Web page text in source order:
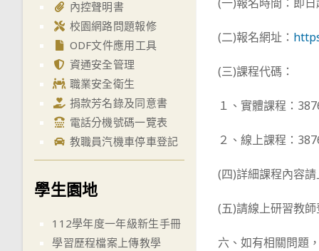
(二)報名網址：
(三)課程代碼：
１、實體課程：
２、線上課程：
(四)詳細課程內容
(五)請線上研習教
六、如有相關問題
內控聲明書
校園網路問題報修
ODF文件應用工具
資通安全管理
職業安全衛生
捐款芳名錄及同意書
電話分機號碼一覽表
教職員汽機車停車登記
學生園地
112學年度一年級新生手冊
學習歷程檔案上傳教學